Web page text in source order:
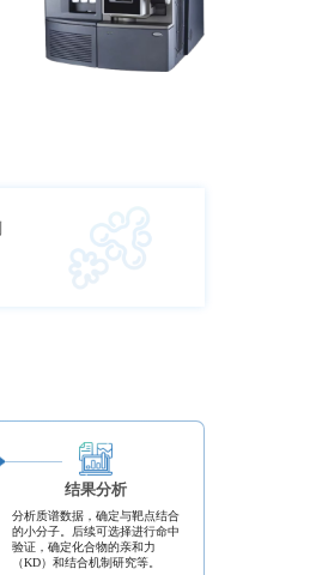
结果分析
分析质谱数据，确定与靶点结合
的小分子。后续可选择进行命中
验证，确定化合物的亲和力
（KD）和结合机制研究等。